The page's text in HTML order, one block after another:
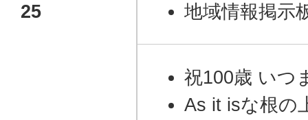
25 地域情報掲示
祝100歳 いつ
As it isな根の